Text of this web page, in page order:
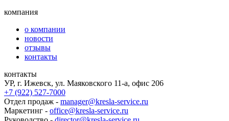
компания
о компании
новости
отзывы
контакты
контакты
УР, г. Ижевск, ул. Маяковского 11-а, офис 206
+7 (922) 527-7000
Отдел продаж - manager@kresla-service.ru
Маркетинг - office@kresla-service.ru